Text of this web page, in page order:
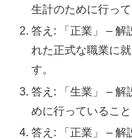
生計のために行っ
答え: 「正業」 – 解
れた正式な職業に
す。
答え: 「生業」 – 解
めに行っているこ
答え: 「正業」 – 解